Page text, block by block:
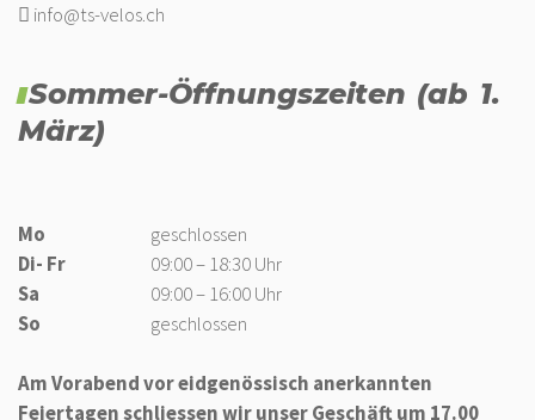
info@ts-velos.ch
Sommer-Öffnungszeiten (ab 1.
März)
Mo
geschlossen
Di- Fr
09:00 – 18:30 Uhr
Sa
09:00 – 16:00 Uhr
So
geschlossen
Am Vorabend vor eidgenössisch anerkannten
Feiertagen schliessen wir unser Geschäft um 17.00